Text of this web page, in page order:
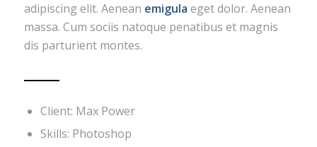
adipiscing elit. Aenean emigula eget dolor. Aenean
massa. Cum sociis natoque penatibus et magnis
dis parturient montes.
Client: Max Power
Skills: Photoshop